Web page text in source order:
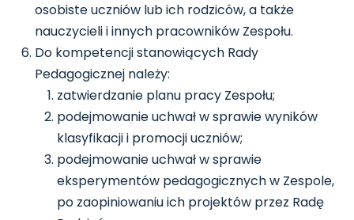
osobiste uczniów lub ich rodziców, a także
nauczycieli i innych pracowników Zespołu.
Do kompetencji stanowiących Rady
Pedagogicznej należy:
zatwierdzanie planu pracy Zespołu;
podejmowanie uchwał w sprawie wyników
klasyfikacji i promocji uczniów;
podejmowanie uchwał w sprawie
eksperymentów pedagogicznych w Zespole,
po zaopiniowaniu ich projektów przez Radę